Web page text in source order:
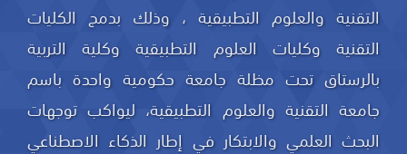
التقنية والعلوم التطبيقية ، وذلك بدمج الكليات
التقنية وكليات العلوم التطبيقية وكلية التربية
بالرستاق تحت مظلة جامعة حكومية واحدة باسم
جامعة التقنية والعلوم التطبيقية، ليواكب توجهات
البحث العلمي والابتكار في إطار الذكاء الاصطناعي